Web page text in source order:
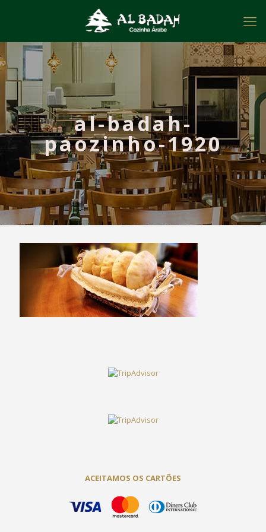
al-badah-
paozinho-1920
ACEITAMOS OS CARTÕES